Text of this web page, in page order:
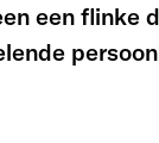
een flinke